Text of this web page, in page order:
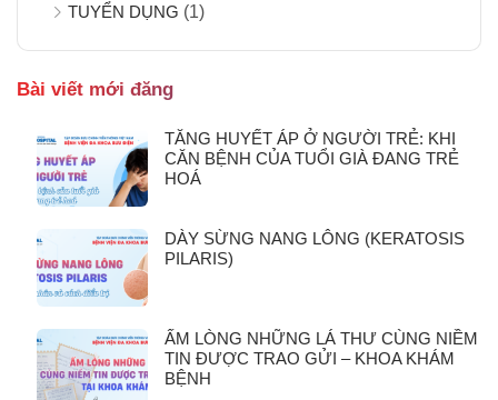
TUYỂN DỤNG (1)
Bài viết mới đăng
TĂNG HUYẾT ÁP Ở NGƯỜI TRẺ: KHI
CĂN BỆNH CỦA TUỔI GIÀ ĐANG TRẺ
HOÁ
DÀY SỪNG NANG LÔNG (KERATOSIS
PILARIS)
ẤM LÒNG NHỮNG LÁ THƯ CÙNG NIỀM
TIN ĐƯỢC TRAO GỬI – KHOA KHÁM
BỆNH